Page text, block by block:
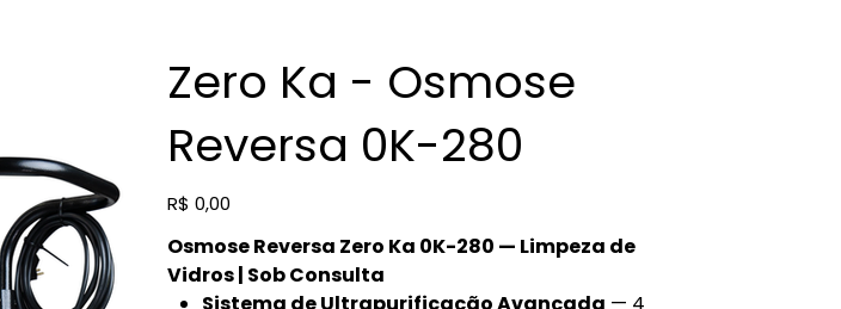
Zero Ka - Osmose
Reversa 0K-280
Preço
R$ 0,00
Osmose Reversa Zero Ka 0K-280 — Limpeza de
Vidros | Sob Consulta
Sistema de Ultrapurificação Avançada — 4